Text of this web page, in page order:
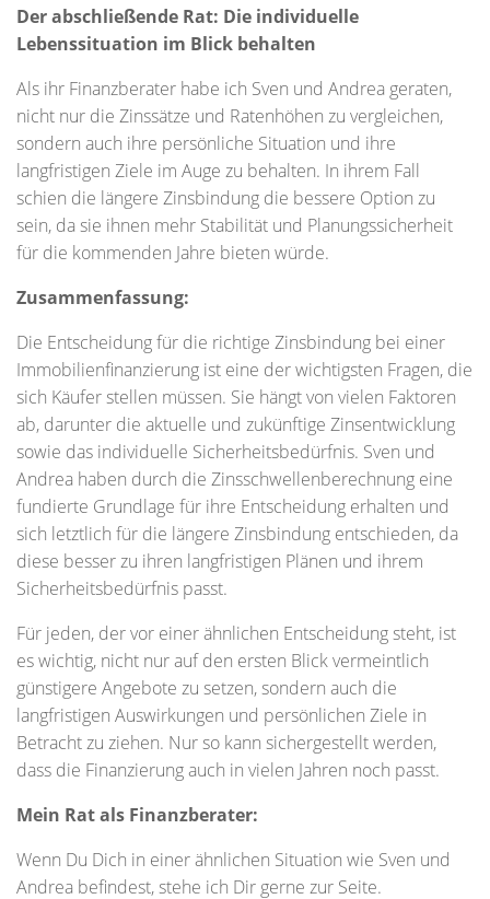
Der abschließende Rat: Die individuelle
Lebenssituation im Blick behalten
Als ihr Finanzberater habe ich Sven und Andrea geraten,
nicht nur die Zinssätze und Ratenhöhen zu vergleichen,
sondern auch ihre persönliche Situation und ihre
langfristigen Ziele im Auge zu behalten. In ihrem Fall
schien die längere Zinsbindung die bessere Option zu
sein, da sie ihnen mehr Stabilität und Planungssicherheit
für die kommenden Jahre bieten würde.
Zusammenfassung:
Die Entscheidung für die richtige Zinsbindung bei einer
Immobilienfinanzierung ist eine der wichtigsten Fragen, die
sich Käufer stellen müssen. Sie hängt von vielen Faktoren
ab, darunter die aktuelle und zukünftige Zinsentwicklung
sowie das individuelle Sicherheitsbedürfnis. Sven und
Andrea haben durch die Zinsschwellenberechnung eine
fundierte Grundlage für ihre Entscheidung erhalten und
sich letztlich für die längere Zinsbindung entschieden, da
diese besser zu ihren langfristigen Plänen und ihrem
Sicherheitsbedürfnis passt.
Für jeden, der vor einer ähnlichen Entscheidung steht, ist
es wichtig, nicht nur auf den ersten Blick vermeintlich
günstigere Angebote zu setzen, sondern auch die
langfristigen Auswirkungen und persönlichen Ziele in
Betracht zu ziehen. Nur so kann sichergestellt werden,
dass die Finanzierung auch in vielen Jahren noch passt.
Mein Rat als Finanzberater:
Wenn Du Dich in einer ähnlichen Situation wie Sven und
Andrea befindest, stehe ich Dir gerne zur Seite.